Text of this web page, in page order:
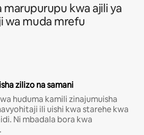
marupurupu kwa ajili ya
wa muda mrefu
zilizo na samani
huduma kamili zinajumuisha
ili uishi kwa starehe kwa
Ni mbadala bora kwa